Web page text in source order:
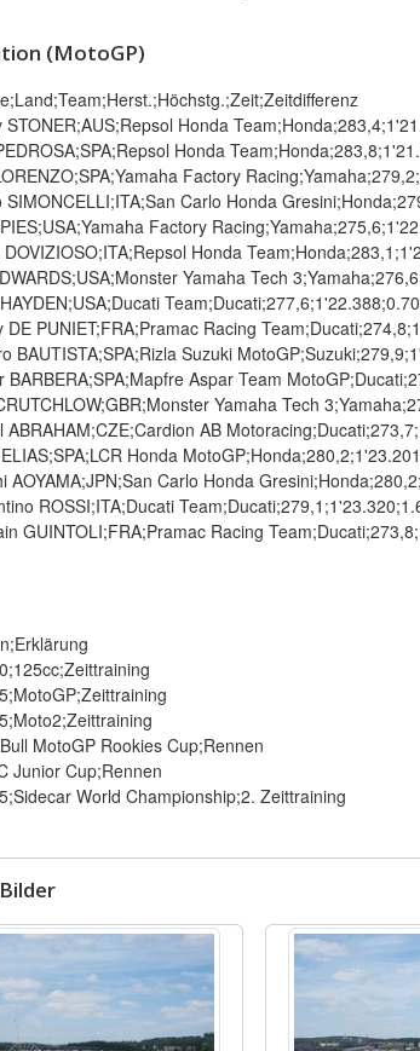
(MotoGP)
STONER;AUS;Repsol Honda
Honda
Factory
SIMONCELLI;ITA;San Carlo Honda
Factory
Honda
Yamaha Tech
DE PUNIET;FRA;Pramac Racing
BAUTISTA;SPA;Rizla Suzuki
BARBERA;SPA;Mapfre Aspar Team
Yamaha Tech
ABRAHAM;CZE;Cardion AB
Honda
AOYAMA;JPN;San Carlo Honda
ROSSI;ITA;Ducati
GUINTOLI;FRA;Pramac Racing
MotoGP Rookies Cup;Rennen
Junior Cup;Rennen
World Championship;2. Zeittraining